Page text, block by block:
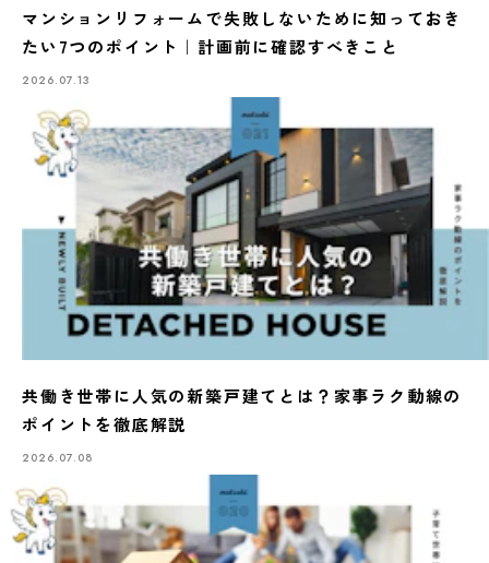
マンションリフォームで失敗しないために知っておき
たい7つのポイント｜計画前に確認すべきこと
2026.07.13
共働き世帯に人気の新築戸建てとは？家事ラク動線の
ポイントを徹底解説
2026.07.08